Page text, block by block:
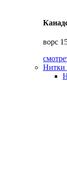
ворс
Нитки